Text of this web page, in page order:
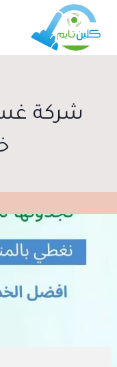
التجاوز
المحتوى
شركة